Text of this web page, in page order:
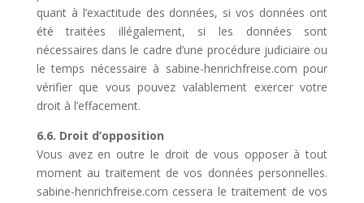
quant à l’exactitude des données, si vos données ont
été traitées illégalement, si les données sont
nécessaires dans le cadre d’une procédure judiciaire ou
le temps nécessaire à sabine-henrichfreise.com pour
vérifier que vous pouvez valablement exercer votre
droit à l’effacement.
6.6. Droit d’opposition
Vous avez en outre le droit de vous opposer à tout
moment au traitement de vos données personnelles.
sabine-henrichfreise.com cessera le traitement de vos